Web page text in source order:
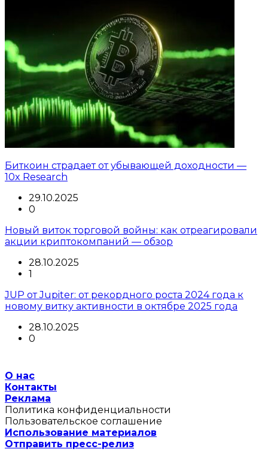
Биткоин страдает от убывающей доходности —
10x Research
29.10.2025
0
Новый виток торговой войны: как отреагировали
акции криптокомпаний — обзор
28.10.2025
1
JUP от Jupiter: от рекордного роста 2024 года к
новому витку активности в октябре 2025 года
28.10.2025
0
О нас
Контакты
Реклама
Политика конфиденциальности
Пользовательское соглашение
Использование материалов
Отправить пресс-релиз